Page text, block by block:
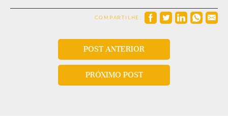
COMPARTILHE:
POST ANTERIOR
PRÓXIMO POST